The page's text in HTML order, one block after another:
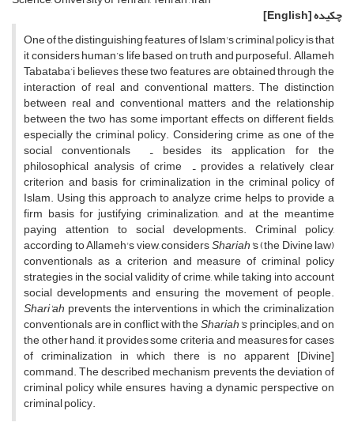
چکیده[English]
One of the distinguishing features of Islam's criminal policy is that
it considers human’s life based on truth and purposeful. Allameh
Tabataba’i believes these two features are obtained through the
interaction of real and conventional matters. The distinction
between real and conventional matters and the relationship
between the two has some important effects on different fields,
especially the criminal policy. Considering crime as one of the
social conventionals ـ besides its application for the
philosophical analysis of crime ـ provides a relatively clear
criterion and basis for criminalization in the criminal policy of
Islam. Using this approach to analyze crime helps to provide a
firm basis for justifying criminalization, and at the meantime
paying attention to social developments. Criminal policy,
according to Allameh's view, considersShariah’s (the Divine law)
conventionals as a criterion and measure of criminal policy
strategies in the social validity of crime, while taking into account
social developments and ensuring the movement of people.
Shari'ah prevents the interventions in which the criminalization
conventionals are in conflict with theShariah’sprinciples; and on
the other hand, it provides some criteria and measures for cases
of criminalization in which there is no apparent [Divine]
command. The described mechanism prevents the deviation of
criminal policy while ensures having a dynamic perspective on
criminal policy.